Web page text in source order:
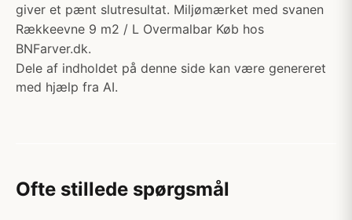
giver et pænt slutresultat. Miljømærket med svanen
Rækkeevne 9 m2 / L Overmalbar Køb hos
BNFarver.dk.
Dele af indholdet på denne side kan være genereret
med hjælp fra AI.
Ofte stillede spørgsmål